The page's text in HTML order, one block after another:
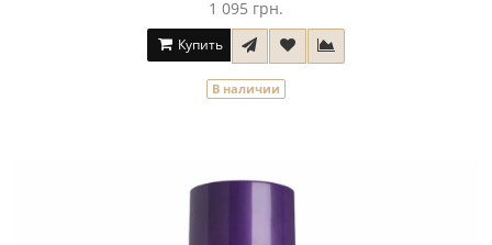
1 095 грн.
Купить
В наличии